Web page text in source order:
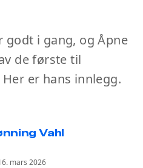
godt i gang, og Åpne
de første til
er hans innlegg.
Vahl
mars 2026